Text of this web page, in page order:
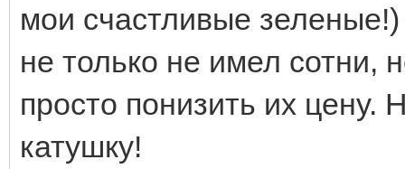
мои счастливые
не только не имел сотни,
просто понизить их цену.
катушку!